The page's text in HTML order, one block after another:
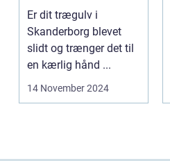
Er dit trægulv i
Skanderborg blevet
slidt og trænger det til
en kærlig hånd ...
14 November 2024